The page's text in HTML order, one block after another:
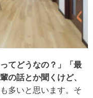
てどうなの？」「最
の話とか聞くけど、
多いと思います。そ